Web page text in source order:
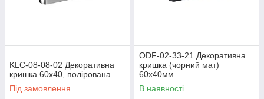
KLC-08-08-02 Декоративна
кришка 60х40, полірована
Під замовлення
ODF-02-33-21 Декоративна
кришка (чорний мат)
60х40мм
В наявності